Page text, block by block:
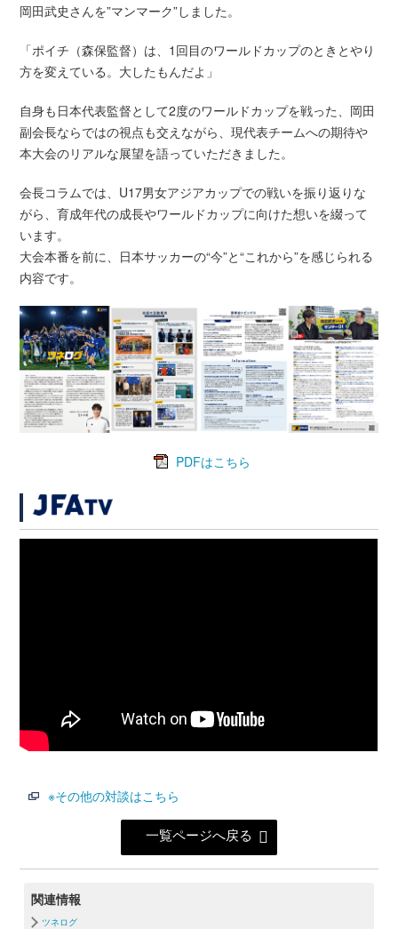
岡田武史さんを”マンマーク”しました。
「ポイチ（森保監督）は、1回目のワールドカップのときとやり
方を変えている。大したもんだよ」
自身も日本代表監督として2度のワールドカップを戦った、岡田
副会長ならではの視点も交えながら、現代表チームへの期待や
本大会のリアルな展望を語っていただきました。
会長コラムでは、U17男女アジアカップでの戦いを振り返りな
がら、育成年代の成長やワールドカップに向けた想いを綴って
います。
大会本番を前に、日本サッカーの“今”と“これから”を感じられる
内容です。
PDFはこちら
※その他の対談はこちら
一覧ページへ戻る
関連情報
ツネログ